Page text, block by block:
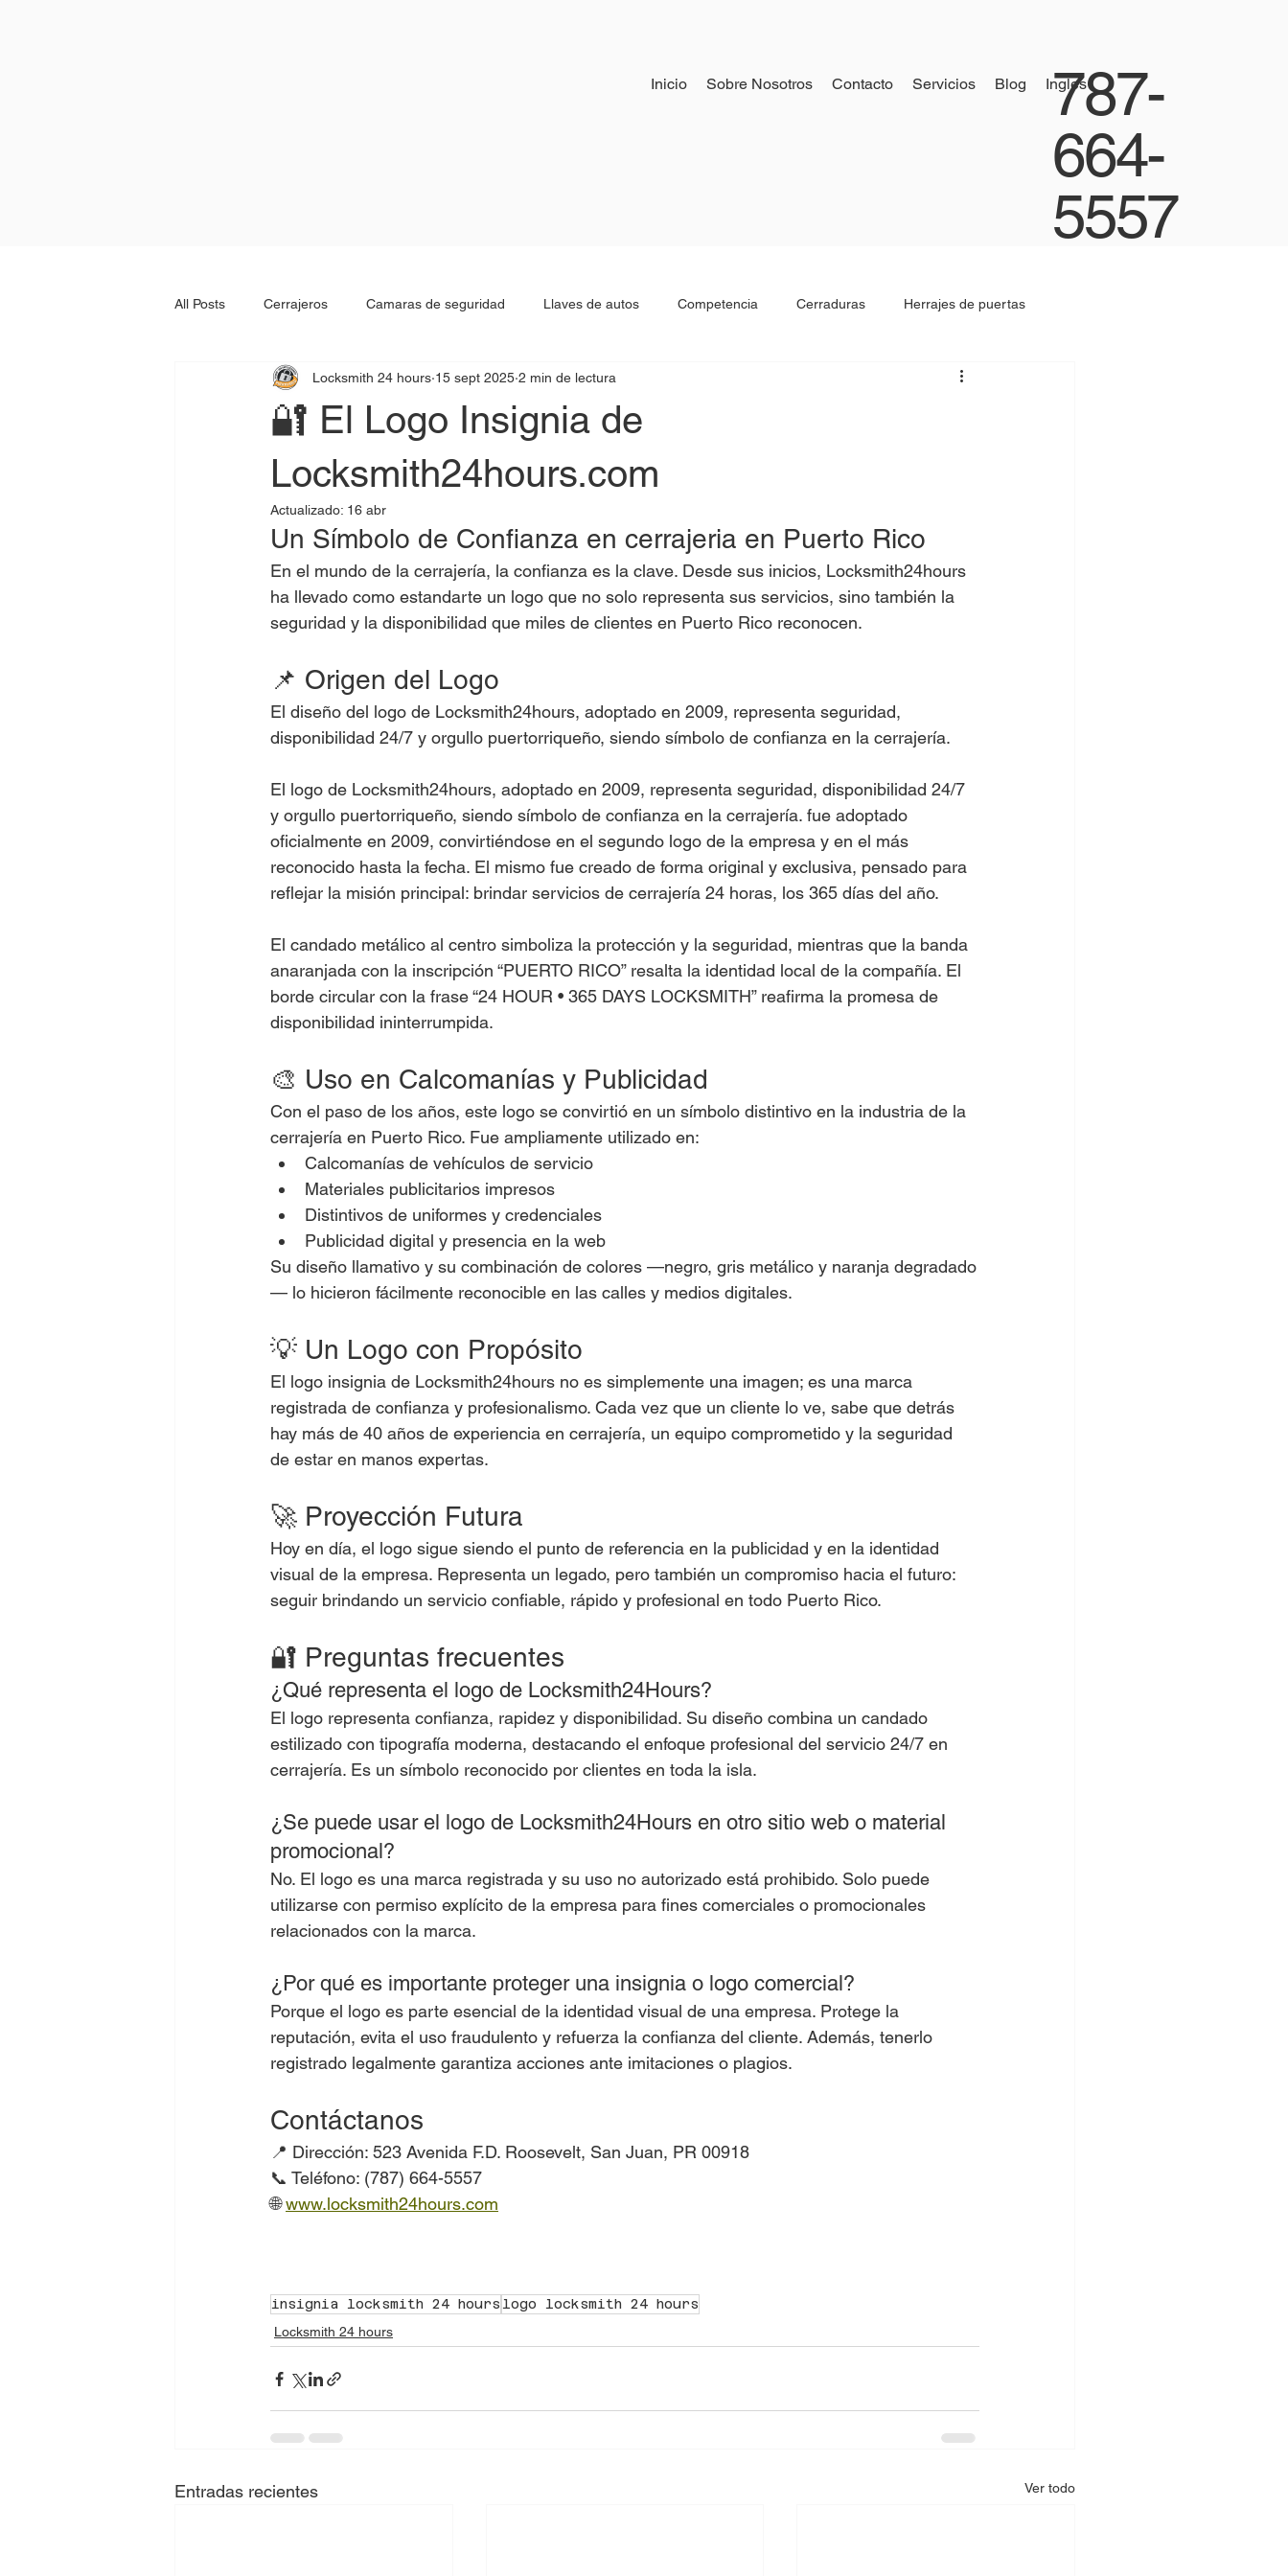
Inicio Sobre Nosotros Contacto Servicios Blog Ingles
787-
664-
5557
All Posts Cerrajeros Camaras de seguridad Llaves de autos Competencia Cerraduras Herrajes de puertas
Locksmith 24 hours Abrir autos Historia cerrajeria
🔐 El Logo Insignia de
Locksmith24hours.com
Locksmith 24 hours 15 sept 2025 2 min de lectura
Actualizado: 16 abr
Un Símbolo de Confianza en cerrajeria en Puerto Rico
En el mundo de la cerrajería, la confianza es la clave. Desde sus inicios, Locksmith24hours
ha llevado como estandarte un logo que no solo representa sus servicios, sino también la
seguridad y la disponibilidad que miles de clientes en Puerto Rico reconocen.
📌 Origen del Logo
El diseño del logo de Locksmith24hours, adoptado en 2009, representa seguridad,
disponibilidad 24/7 y orgullo puertorriqueño, siendo símbolo de confianza en la cerrajería.
El logo de Locksmith24hours, adoptado en 2009, representa seguridad, disponibilidad 24/7
y orgullo puertorriqueño, siendo símbolo de confianza en la cerrajería. fue adoptado
oficialmente en 2009, convirtiéndose en el segundo logo de la empresa y en el más
reconocido hasta la fecha. El mismo fue creado de forma original y exclusiva, pensado para
reflejar la misión principal: brindar servicios de cerrajería 24 horas, los 365 días del año.
El candado metálico al centro simboliza la protección y la seguridad, mientras que la banda
anaranjada con la inscripción “PUERTO RICO” resalta la identidad local de la compañía. El
borde circular con la frase “24 HOUR • 365 DAYS LOCKSMITH” reafirma la promesa de
disponibilidad ininterrumpida.
🎨 Uso en Calcomanías y Publicidad
Con el paso de los años, este logo se convirtió en un símbolo distintivo en la industria de la
cerrajería en Puerto Rico. Fue ampliamente utilizado en:
Calcomanías de vehículos de servicio
Materiales publicitarios impresos
Distintivos de uniformes y credenciales
Publicidad digital y presencia en la web
Su diseño llamativo y su combinación de colores —negro, gris metálico y naranja degradado
— lo hicieron fácilmente reconocible en las calles y medios digitales.
💡 Un Logo con Propósito
El logo insignia de Locksmith24hours no es simplemente una imagen; es una marca
registrada de confianza y profesionalismo. Cada vez que un cliente lo ve, sabe que detrás
hay más de 40 años de experiencia en cerrajería, un equipo comprometido y la seguridad
de estar en manos expertas.
🚀 Proyección Futura
Hoy en día, el logo sigue siendo el punto de referencia en la publicidad y en la identidad
visual de la empresa. Representa un legado, pero también un compromiso hacia el futuro:
seguir brindando un servicio confiable, rápido y profesional en todo Puerto Rico.
🔐 Preguntas frecuentes
¿Qué representa el logo de Locksmith24Hours?
El logo representa confianza, rapidez y disponibilidad. Su diseño combina un candado
estilizado con tipografía moderna, destacando el enfoque profesional del servicio 24/7 en
cerrajería. Es un símbolo reconocido por clientes en toda la isla.
¿Se puede usar el logo de Locksmith24Hours en otro sitio web o material
promocional?
No. El logo es una marca registrada y su uso no autorizado está prohibido. Solo puede
utilizarse con permiso explícito de la empresa para fines comerciales o promocionales
relacionados con la marca.
¿Por qué es importante proteger una insignia o logo comercial?
Porque el logo es parte esencial de la identidad visual de una empresa. Protege la
reputación, evita el uso fraudulento y refuerza la confianza del cliente. Además, tenerlo
registrado legalmente garantiza acciones ante imitaciones o plagios.
Contáctanos
📍 Dirección: 523 Avenida F.D. Roosevelt, San Juan, PR 00918
📞 Teléfono: (787) 664-5557
🌐 www.locksmith24hours.com
insignia locksmith 24 hours logo locksmith 24 hours
Locksmith 24 hours
Entradas recientes Ver todo